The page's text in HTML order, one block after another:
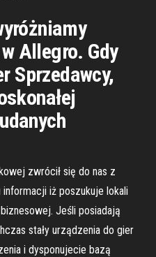
Allegro. Gdy
Sprzedawcy,
zwrócił się do nas z
iż poszukuje lokali
Jeśli posiadają
stały urządzenia do gier
i dysponujecie bazą